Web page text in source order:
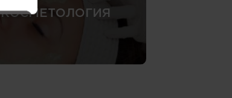
КОСМЕТОЛОГИЯ